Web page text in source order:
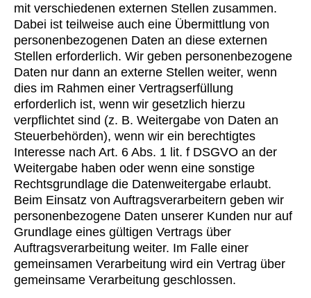
mit verschiedenen externen Stellen zusammen.
Dabei ist teilweise auch eine Übermittlung von
personenbezogenen Daten an diese externen
Stellen erforderlich. Wir geben personenbezogene
Daten nur dann an externe Stellen weiter, wenn
dies im Rahmen einer Vertragserfüllung
erforderlich ist, wenn wir gesetzlich hierzu
verpflichtet sind (z. B. Weitergabe von Daten an
Steuerbehörden), wenn wir ein berechtigtes
Interesse nach Art. 6 Abs. 1 lit. f DSGVO an der
Weitergabe haben oder wenn eine sonstige
Rechtsgrundlage die Datenweitergabe erlaubt.
Beim Einsatz von Auftragsverarbeitern geben wir
personenbezogene Daten unserer Kunden nur auf
Grundlage eines gültigen Vertrags über
Auftragsverarbeitung weiter. Im Falle einer
gemeinsamen Verarbeitung wird ein Vertrag über
gemeinsame Verarbeitung geschlossen.